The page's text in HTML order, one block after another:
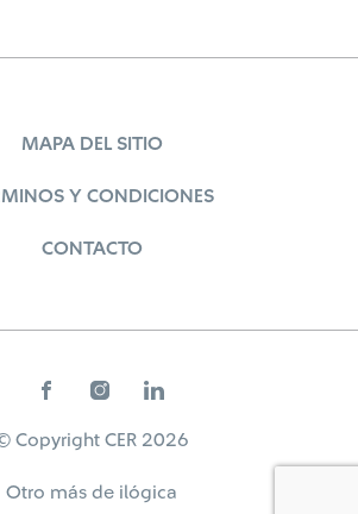
MAPA DEL SITIO
Y CONDICIONES
CONTACTO
Copyright CER 2026
Otro más de ilógica